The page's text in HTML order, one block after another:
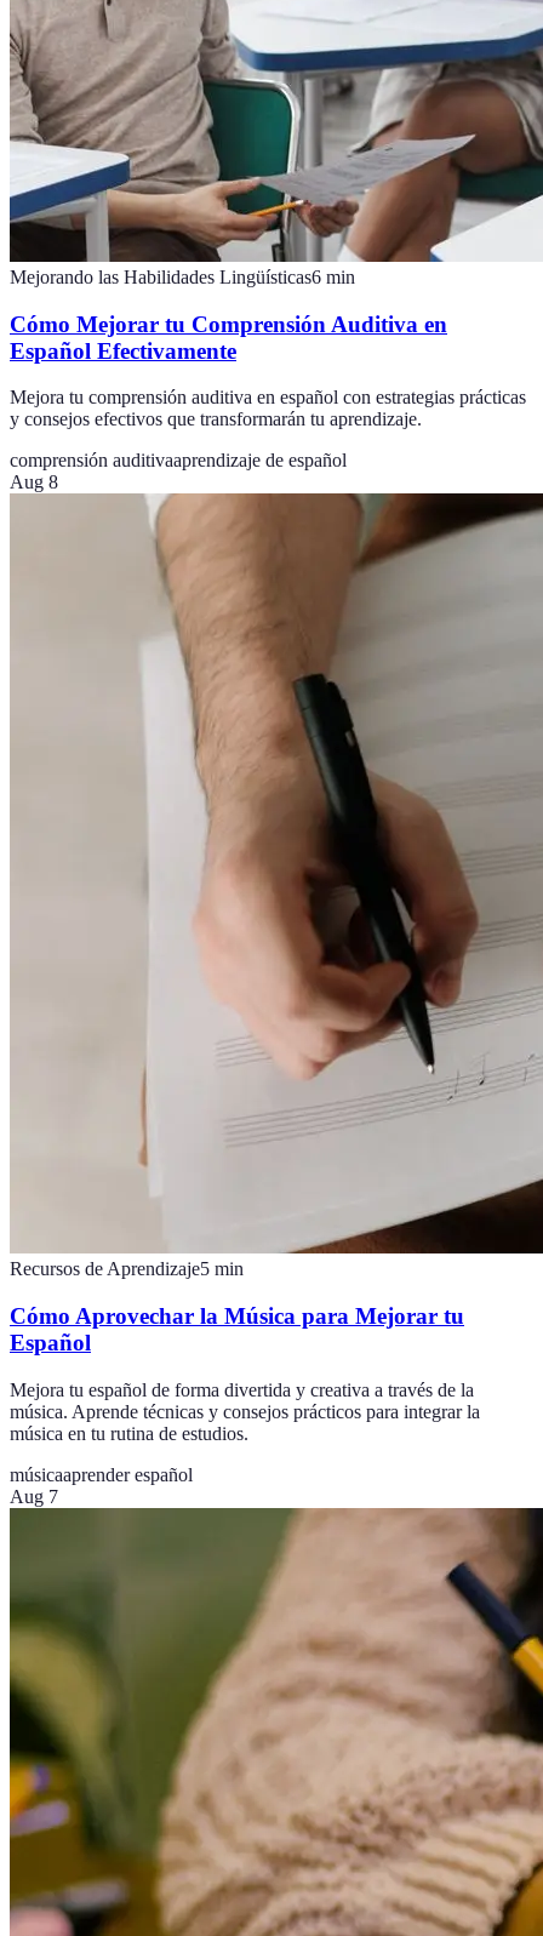
Mejorando las Habilidades Lingüísticas6 min
Cómo Mejorar tu Comprensión Auditiva en
Español Efectivamente
Mejora tu comprensión auditiva en español con estrategias prácticas
y consejos efectivos que transformarán tu aprendizaje.
comprensión auditivaaprendizaje de español
Aug 8
Recursos de Aprendizaje5 min
Cómo Aprovechar la Música para Mejorar tu
Español
Mejora tu español de forma divertida y creativa a través de la
música. Aprende técnicas y consejos prácticos para integrar la
música en tu rutina de estudios.
músicaaprender español
Aug 7